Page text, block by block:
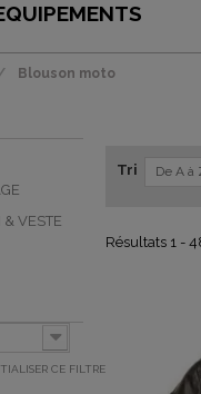
Blouson moto
VESTE
CE FILTRE
Tri De A à
Résultats 1 -